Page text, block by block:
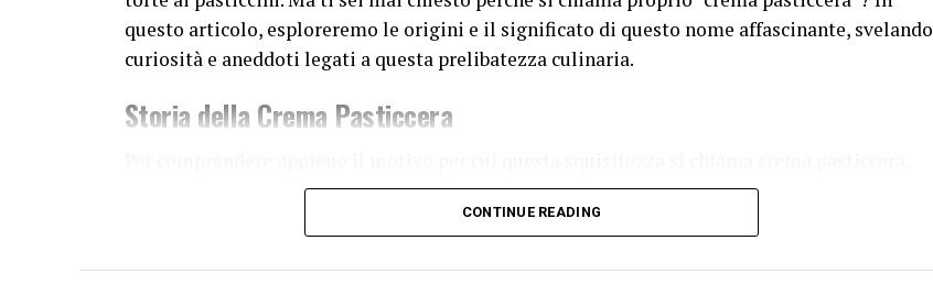
questo articolo, esploreremo le origini e il significato di questo nome affascinante, svelando
curiosità e aneddoti legati a questa prelibatezza culinaria.
Storia della Crema Pasticcera
dobbiamo fare un salto nel passato e esplorare le sue radici storiche. La crema pasticcera ha
una storia antica e affonda le sue radici nelle cucine europee del XVII secolo. La sua ricetta
CONTINUE READING